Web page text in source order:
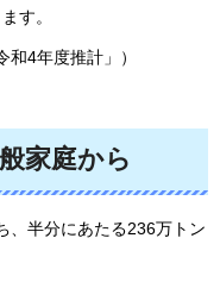
す。
和4年度推計」）
家庭から
、半分にあたる236万トン